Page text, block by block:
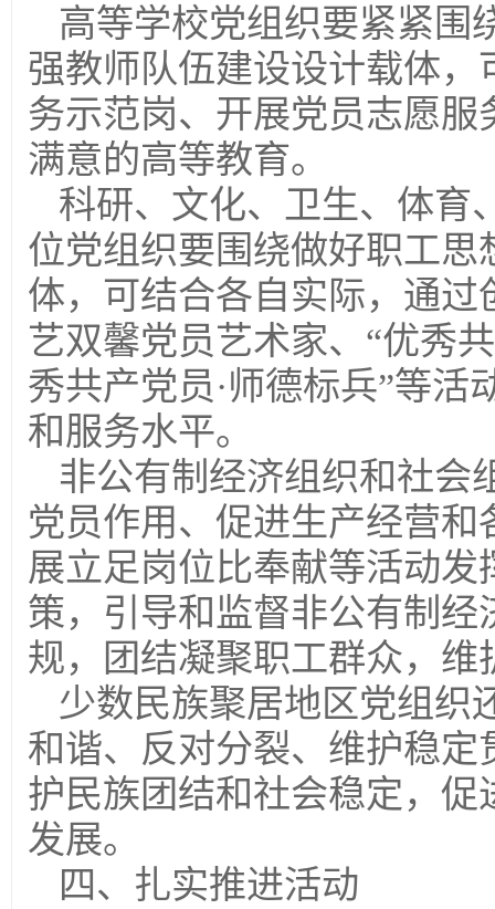
高等学校党组织要紧紧围
强教师队伍建设设计载体
务示范岗、开展党员志愿
满意的高等教育。
科研、文化、卫生、体育
位党组织要围绕做好职工
体，可结合各自实际，通
艺双馨党员艺术家、“优秀
秀共产党员·师德标兵”等
和服务水平。
非公有制经济组织和社会
党员作用、促进生产经营
展立足岗位比奉献等活动
策，引导和监督非公有制
规，团结凝聚职工群众，
少数民族聚居地区党组织
和谐、反对分裂、维护稳
护民族团结和社会稳定，
发展。
四、扎实推进活动